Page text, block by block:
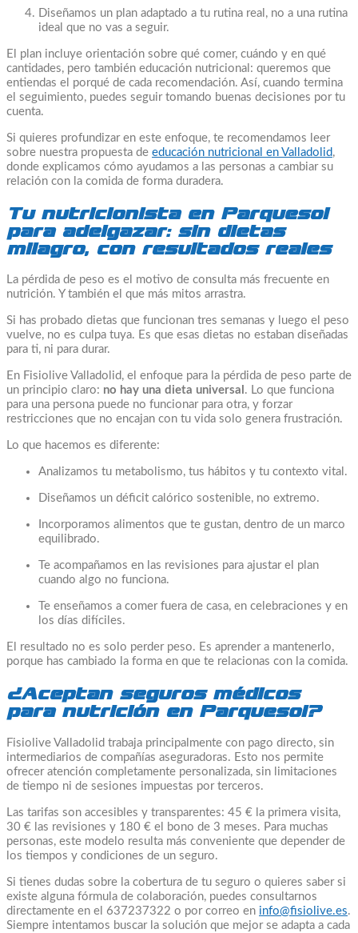
Diseñamos un plan adaptado a tu rutina real, no a una rutina
ideal que no vas a seguir.
El plan incluye orientación sobre qué comer, cuándo y en qué
cantidades, pero también educación nutricional: queremos que
entiendas el porqué de cada recomendación. Así, cuando termina
el seguimiento, puedes seguir tomando buenas decisiones por tu
cuenta.
Si quieres profundizar en este enfoque, te recomendamos leer
sobre nuestra propuesta de educación nutricional en Valladolid ,
donde explicamos cómo ayudamos a las personas a cambiar su
relación con la comida de forma duradera.
Tu nutricionista en Parquesol
para adelgazar: sin dietas
milagro, con resultados reales
La pérdida de peso es el motivo de consulta más frecuente en
nutrición. Y también el que más mitos arrastra.
Si has probado dietas que funcionan tres semanas y luego el peso
vuelve, no es culpa tuya. Es que esas dietas no estaban diseñadas
para ti, ni para durar.
En Fisiolive Valladolid, el enfoque para la pérdida de peso parte de
un principio claro: no hay una dieta universal . Lo que funciona
para una persona puede no funcionar para otra, y forzar
restricciones que no encajan con tu vida solo genera frustración.
Lo que hacemos es diferente:
Analizamos tu metabolismo, tus hábitos y tu contexto vital.
Diseñamos un déficit calórico sostenible, no extremo.
Incorporamos alimentos que te gustan, dentro de un marco
equilibrado.
Te acompañamos en las revisiones para ajustar el plan
cuando algo no funciona.
Te enseñamos a comer fuera de casa, en celebraciones y en
los días difíciles.
El resultado no es solo perder peso. Es aprender a mantenerlo,
porque has cambiado la forma en que te relacionas con la comida.
¿Aceptan seguros médicos
para nutrición en Parquesol?
Fisiolive Valladolid trabaja principalmente con pago directo, sin
intermediarios de compañías aseguradoras. Esto nos permite
ofrecer atención completamente personalizada, sin limitaciones
de tiempo ni de sesiones impuestas por terceros.
Las tarifas son accesibles y transparentes: 45 € la primera visita,
30 € las revisiones y 180 € el bono de 3 meses. Para muchas
personas, este modelo resulta más conveniente que depender de
los tiempos y condiciones de un seguro.
Si tienes dudas sobre la cobertura de tu seguro o quieres saber si
existe alguna fórmula de colaboración, puedes consultarnos
directamente en el 637237322 o por correo en info@fisiolive.es.
Siempre intentamos buscar la solución que mejor se adapta a cada